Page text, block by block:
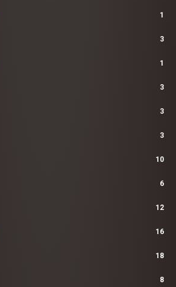
1
3
1
3
3
3
10
6
12
16
18
8